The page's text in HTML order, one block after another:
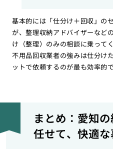
基本的には「仕分け＋回収」の
が、整理収納アドバイザーなど
け（整理）のみの相談に乗って
不用品回収業者の強みは仕分け
ットで依頼するのが最も効率的で
まとめ：愛知
任せて、快適